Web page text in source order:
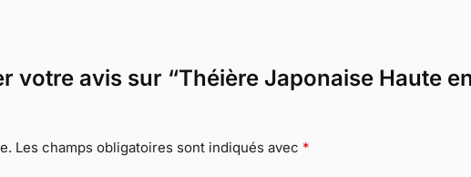
votre avis sur “Théière Japonaise Haute
Les champs obligatoires sont indiqués avec *